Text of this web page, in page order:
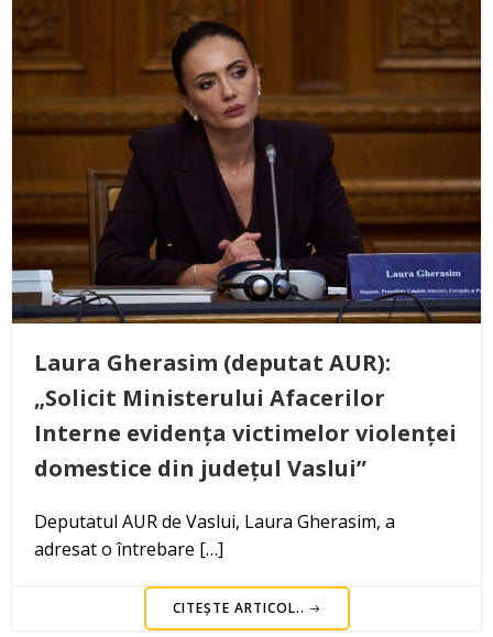
Laura Gherasim (deputat AUR):
„Solicit Ministerului Afacerilor
Interne evidența victimelor violenței
domestice din județul Vaslui”
Deputatul AUR de Vaslui, Laura Gherasim, a
adresat o întrebare […]
CITEȘTE ARTICOL..